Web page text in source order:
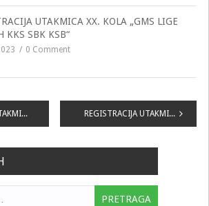
UTAKMICA XX. KOLA „GMS LIGE
KKS SBK KSB“
0 Comment
REGISTRACIJA UTAKMICA „No1 LIGE MLADIH KKS SBK KSB“ REGISTRACIJA UTAKMICA XIV. KOLA „No1 LIGE MLADIH KKS SBK KSB“